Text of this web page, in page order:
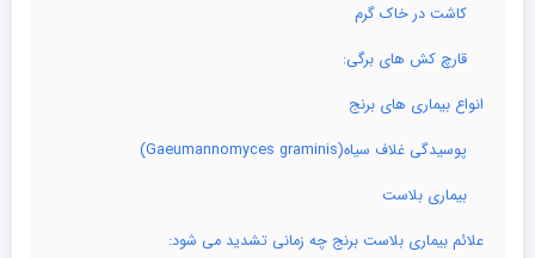
کاشت در خاک گرم
قارچ کش های برگی:
انواع بیماری های برنج
پوسیدگی غلاف سیاه(Gaeumannomyces graminis)
بیماری بلاست
علائم بیماری بلاست برنج چه زمانی تشدید می شود: